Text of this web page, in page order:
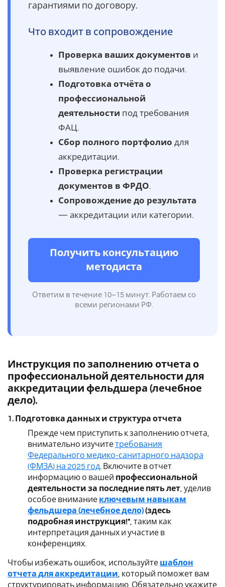
гарантиями по договору.
Что входит в сопровождение
Проверка ваших документов и
выявление ошибок до подачи.
Подготовка отчёта о
профессиональной
деятельности под требования
ФАЦ.
Сбор полного портфолио для
аккредитации.
Проверка регистрации
документов в ФРДО.
Сопровождение до результата
— аккредитации или категории.
Получить консультацию
методиста
Ответим в течение 10–15 минут. Работаем со
всеми регионами РФ.
Инструкция по заполнению отчета о
профессиональной деятельности для
аккредитации фельдшера (лечебное
дело).
1. Подготовка данных и структура отчета
Прежде чем приступить к заполнению отчета,
внимательно изучитетребования
Федерального медико-санитарного надзора
(ФМЗА) на 2025 год . Включите в отчет
информацию о вашей профессиональной
деятельности за последние пять лет , уделив
особое внимание ключевым навыкам
фельдшера (лечебное дело)(здесь
подробная инструкция!" , таким как
интерпретация данных и участие в
конференциях.
Чтобы избежать ошибок, используйте шаблон
отчета для аккредитации , который поможет вам
структурировать информацию. Обязательно укажите